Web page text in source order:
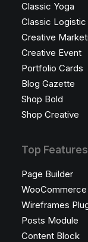
Classic Yoga
Classic Logistic
Creative
Creative Event
Portfolio Cards
Blog Gazette
Shop Bold
Shop Creative
Top Features
Page Builder
WooCommerce
Wireframes
Posts Module
Content Block